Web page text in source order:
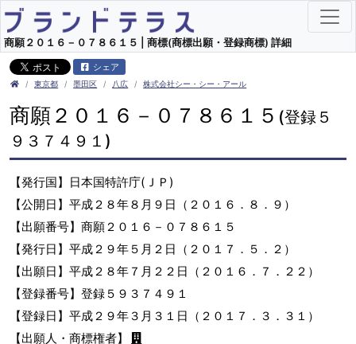
商願２０１６－０７８６１５ | 商標(商標出願・登録商標) 詳細
シェア
東京都 墨田区 八広 株式会社シー・シー・アール
商願２０１６－０７８６１５ (登録５
９３７４９１)
【発行国】日本国特許庁(ＪＰ)
【公開日】平成２８年８月９日（２０１６．８．９）
【出願番号】商願２０１６－０７８６１５
【発行日】平成２９年５月２日（２０１７．５．２）
【出願日】平成２８年７月２２日（２０１６．７．２２）
【登録番号】登録５９３７４９１
【登録日】平成２９年３月３１日（２０１７．３．３１）
【出願人・商標権者】